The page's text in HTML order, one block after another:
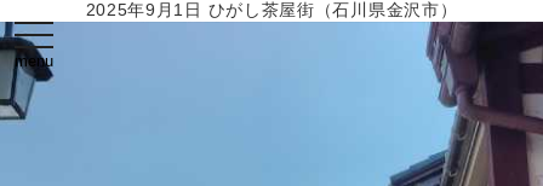
2025年9月1日 ひがし茶屋街（石川県金沢市）
toggle
navigation
menu